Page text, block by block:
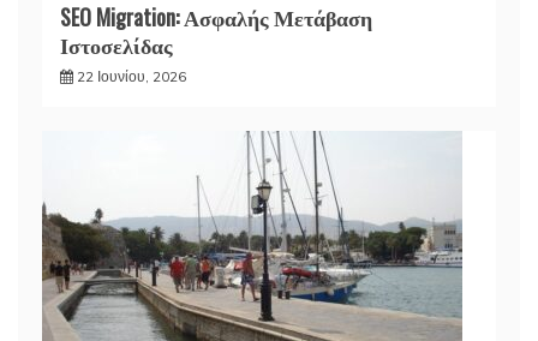
SEO Migration: Ασφαλής Μετάβαση
Ιστοσελίδας
22 Ιουνίου, 2026